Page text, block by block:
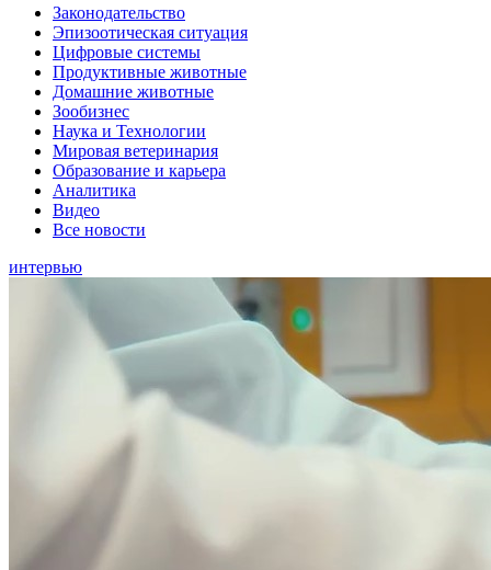
Законодательство
Эпизоотическая ситуация
Цифровые системы
Продуктивные животные
Домашние животные
Зообизнес
Наука и Технологии
Мировая ветеринария
Образование и карьера
Аналитика
Видео
Все новости
интервью